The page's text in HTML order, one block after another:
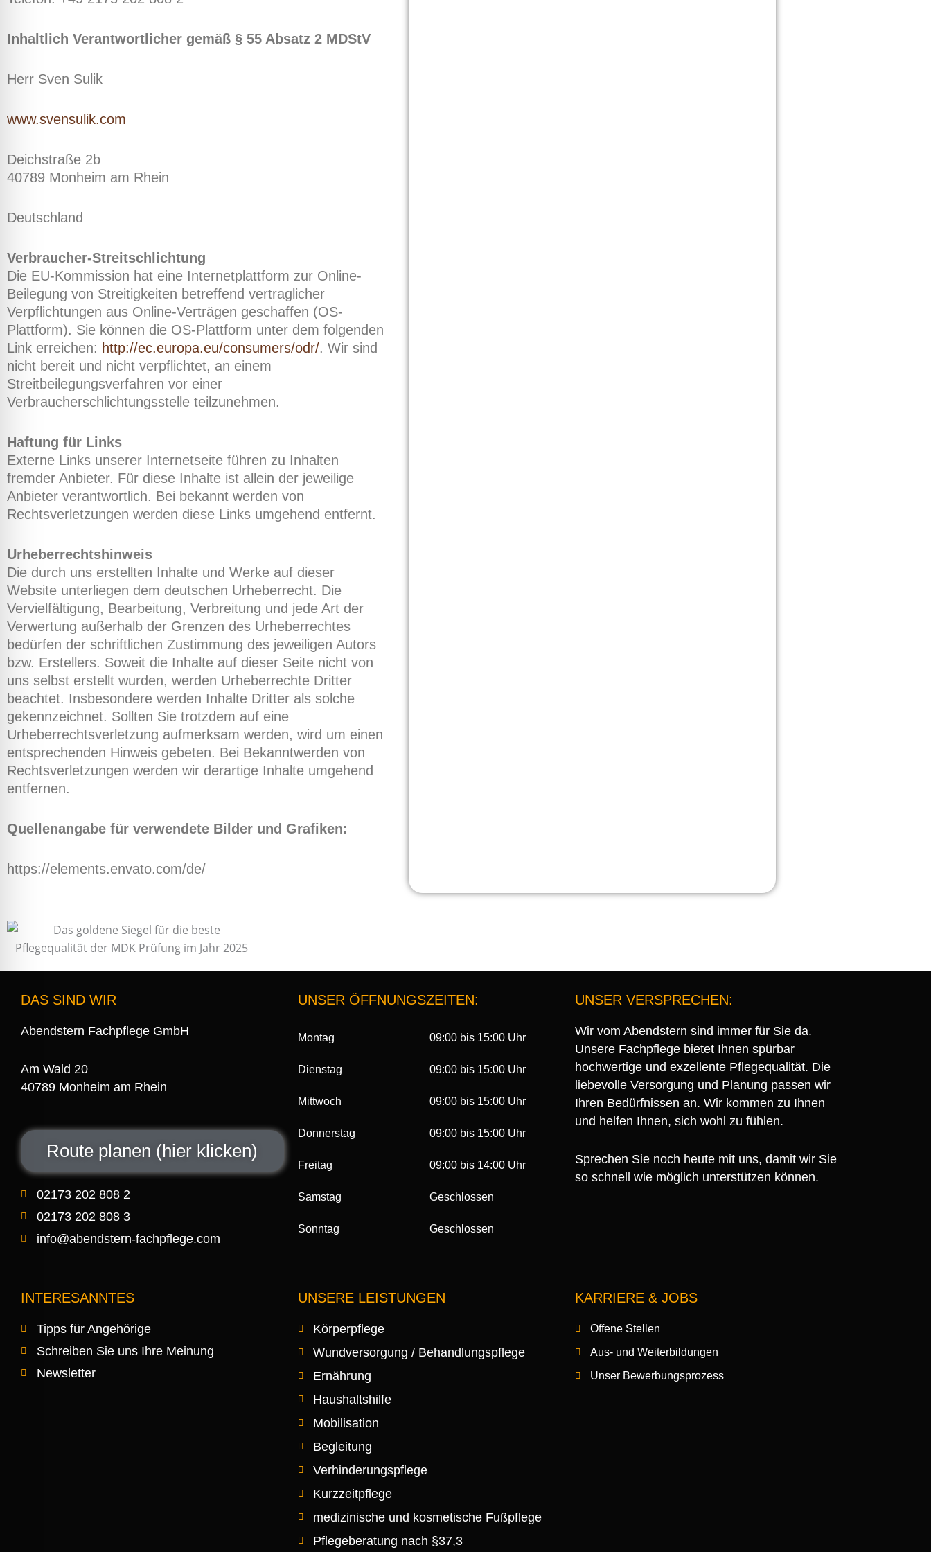
Inhaltlich Verantwortlicher gemäß § 55 Absatz 2 MDStV
Herr Sven Sulik
www.svensulik.com
Deichstraße 2b
40789 Monheim am Rhein
Deutschland
Verbraucher-Streitschlichtung
Die EU-Kommission hat eine Internetplattform zur Online-
Beilegung von Streitigkeiten betreffend vertraglicher
Verpflichtungen aus Online-Verträgen geschaffen (OS-
Plattform). Sie können die OS-Plattform unter dem folgenden
Link erreichen: http://ec.europa.eu/consumers/odr/. Wir sind
nicht bereit und nicht verpflichtet, an einem
Streitbeilegungsverfahren vor einer
Verbraucherschlichtungsstelle teilzunehmen.
Haftung für Links
Externe Links unserer Internetseite führen zu Inhalten
fremder Anbieter. Für diese Inhalte ist allein der jeweilige
Anbieter verantwortlich. Bei bekannt werden von
Rechtsverletzungen werden diese Links umgehend entfernt.
Urheberrechtshinweis
Die durch uns erstellten Inhalte und Werke auf dieser
Website unterliegen dem deutschen Urheberrecht. Die
Vervielfältigung, Bearbeitung, Verbreitung und jede Art der
Verwertung außerhalb der Grenzen des Urheberrechtes
bedürfen der schriftlichen Zustimmung des jeweiligen Autors
bzw. Erstellers. Soweit die Inhalte auf dieser Seite nicht von
uns selbst erstellt wurden, werden Urheberrechte Dritter
beachtet. Insbesondere werden Inhalte Dritter als solche
gekennzeichnet. Sollten Sie trotzdem auf eine
Urheberrechtsverletzung aufmerksam werden, wird um einen
entsprechenden Hinweis gebeten. Bei Bekanntwerden von
Rechtsverletzungen werden wir derartige Inhalte umgehend
entfernen.
Quellenangabe für verwendete Bilder und Grafiken:
https://elements.envato.com/de/
DAS SIND WIR
Abendstern Fachpflege GmbH
Am Wald 20
40789 Monheim am Rhein
Route planen (hier klicken)
02173 202 808 2
02173 202 808 3
info@abendstern-fachpflege.com
UNSER ÖFFNUNGSZEITEN:
Montag 09:00 bis 15:00 Uhr
Dienstag 09:00 bis 15:00 Uhr
Mittwoch 09:00 bis 15:00 Uhr
Donnerstag 09:00 bis 15:00 Uhr
Freitag 09:00 bis 14:00 Uhr
Samstag Geschlossen
Sonntag Geschlossen
UNSER VERSPRECHEN:
Wir vom Abendstern sind immer für Sie da.
Unsere Fachpflege bietet Ihnen spürbar
hochwertige und exzellente Pflegequalität. Die
liebevolle Versorgung und Planung passen wir
Ihren Bedürfnissen an. Wir kommen zu Ihnen
und helfen Ihnen, sich wohl zu fühlen.
Sprechen Sie noch heute mit uns, damit wir Sie
so schnell wie möglich unterstützen können.
INTERESANNTES
Tipps für Angehörige
Schreiben Sie uns Ihre Meinung
Newsletter
UNSERE LEISTUNGEN
Körperpflege
Wundversorgung / Behandlungspflege
Ernährung
Haushaltshilfe
Mobilisation
Begleitung
Verhinderungspflege
Kurzzeitpflege
medizinische und kosmetische Fußpflege
Pflegeberatung nach §37,3
KARRIERE & JOBS
Offene Stellen
Aus- und Weiterbildungen
Unser Bewerbungsprozess